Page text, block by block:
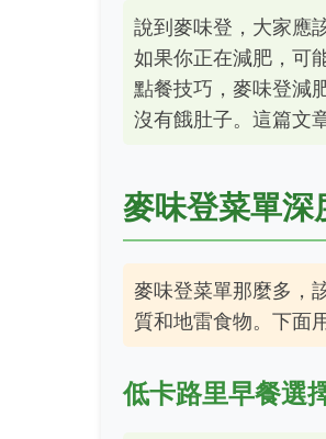
說到麥味登，大家應
如果你正在減肥，可
點餐技巧，麥味登減
沒有餓肚子。這篇文
麥味登菜單
麥味登菜單那麼多，
質和地雷食物。下面
低卡路里早餐選